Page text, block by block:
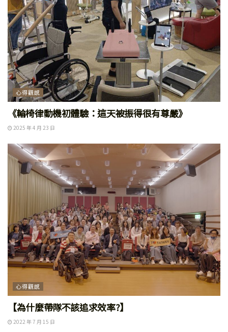
心得觀感
《輪椅律動機初體驗：這天被振得很有尊嚴》
2025 年 4 月 23 日
心得觀感
【為什麼帶隊不該追求效率?】
2022 年 7 月 15 日